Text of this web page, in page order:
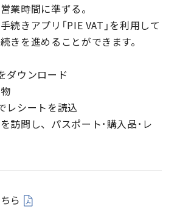
業時間に準ずる。
続きアプリ「PIE VAT」を利用して
きを進めることができます。
ダウンロード
レシートを読込
訪問し、パスポート･購入品･レ
ら